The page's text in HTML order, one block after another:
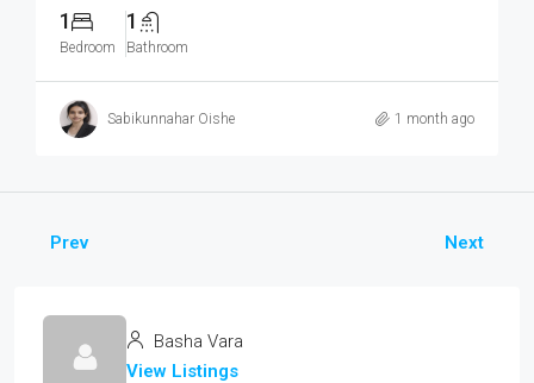
1
Bedroom
1
Bathroom
Sabikunnahar Oishe 1 month ago
Prev Next
Basha Vara
View Listings